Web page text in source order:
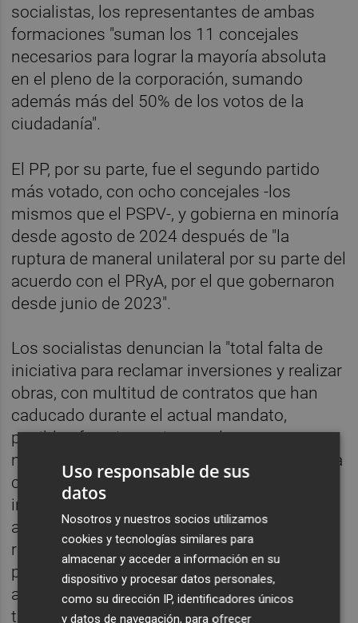
socialistas, los representantes de ambas
formaciones "suman los 11 concejales
necesarios para lograr la mayoría absoluta
en el pleno de la corporación, sumando
además más del 50% de los votos de la
ciudadanía".
El PP, por su parte, fue el segundo partido
más votado, con ocho concejales -los
mismos que el PSPV-, y gobierna en minoría
desde agosto de 2024 después de "la
ruptura de maneral unilateral por su parte del
acuerdo con el PRyA, por el que gobernaron
desde junio de 2023".
Los socialistas denuncian la "total falta de
iniciativa para reclamar inversiones y realizar
obras, con multitud de contratos que han
caducado durante el actual mandato,
posibles fraccionamientos de contratos
menores, ausencia de nuevos procesos para
cubrir plazas vacantes, renuncia a
inversiones subvencionadas por no querer
adelantar el dinero, supresión de iniciativas,
retraso en la elaboración de los
presupuestos, largas listas de espera en la
atención al público o falta de diálogo con
trabajadores municipales, sindicatos y
Uso responsable de sus
datos
Nosotros y nuestros socios utilizamos
cookies y tecnologías similares para
almacenar y acceder a información en su
dispositivo y procesar datos personales,
como su dirección IP, identificadores únicos
y datos de navegación, para ofrecer